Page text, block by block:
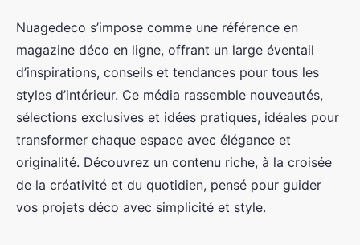
Nuagedeco : le magazine déco en
ligne pour toutes vos
inspirations
admin•10 juillet 2025•5 min de lecture
Nuagedeco s’impose comme une référence en
magazine déco en ligne, offrant un large éventail
d’inspirations, conseils et tendances pour tous les
styles d’intérieur. Ce média rassemble nouveautés,
sélections exclusives et idées pratiques, idéales pour
transformer chaque espace avec élégance et
originalité. Découvrez un contenu riche, à la croisée
de la créativité et du quotidien, pensé pour guider
vos projets déco avec simplicité et style.